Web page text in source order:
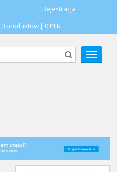
Rejestracja
0 produktów | 0 PLN
POKAŻ
MENU